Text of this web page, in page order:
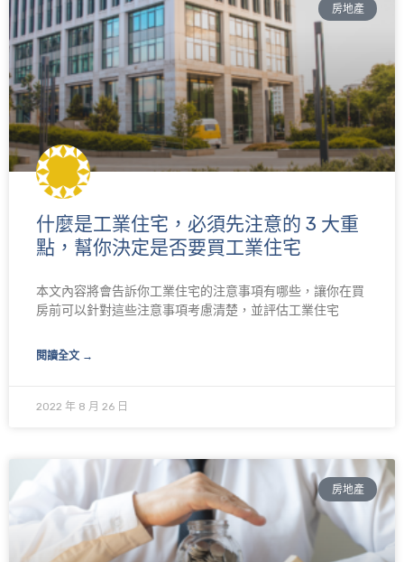
房地產
什麼是工業住宅，必須先注意的 3 大重
點，幫你決定是否要買工業住宅
本文內容將會告訴你工業住宅的注意事項有哪些，讓你在買
房前可以針對這些注意事項考慮清楚，並評估工業住宅
閱讀全文 →
2022 年 8 月 26 日
房地產